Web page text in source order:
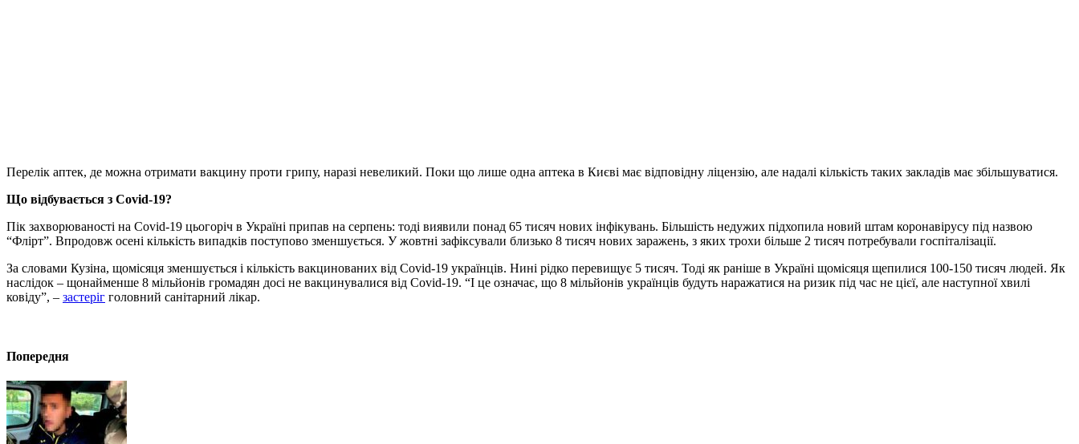
Перелік аптек, де можна отримати вакцину проти грипу, наразі невеликий. Поки що лише одна аптека в Києві має відповідну ліцензію, але надалі кількість таких закладів має збільшуватися.
Що відбувається з Covid-19?
Пік захворюваності на Covid-19 цьогоріч в Україні припав на серпень: тоді виявили понад 65 тисяч нових інфікувань. Більшість недужих підхопила новий штам коронавірусу під назвою
“Флірт”. Впродовж осені кількість випадків поступово зменшується. У жовтні зафіксували близько 8 тисяч нових заражень, з яких трохи більше 2 тисяч потребували госпіталізації.
За словами Кузіна, щомісяця зменшується і кількість вакцинованих від Covid-19 українців. Нині рідко перевищує 5 тисяч. Тоді як раніше в Україні щомісяця щепилися 100-150 тисяч людей. Як
наслідок – щонайменше 8 мільйонів громадян досі не вакцинувалися від Covid-19. “І це означає, що 8 мільйонів українців будуть наражатися на ризик під час не цієї, але наступної хвилі
ковіду”, – застеріг головний санітарний лікар.
Попередня